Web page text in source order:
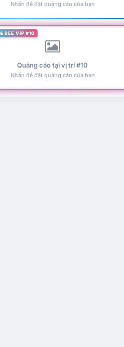
Nhấn để đặt quảng cáo của bạn
BEE VIP #10
Quảng cáo tại vị trí #10
Nhấn để đặt quảng cáo của bạn